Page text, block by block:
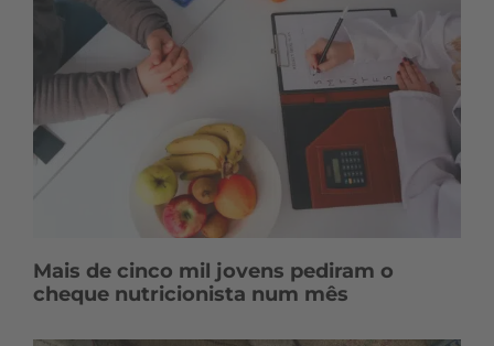
Mais de cinco mil jovens pediram o
cheque nutricionista num mês